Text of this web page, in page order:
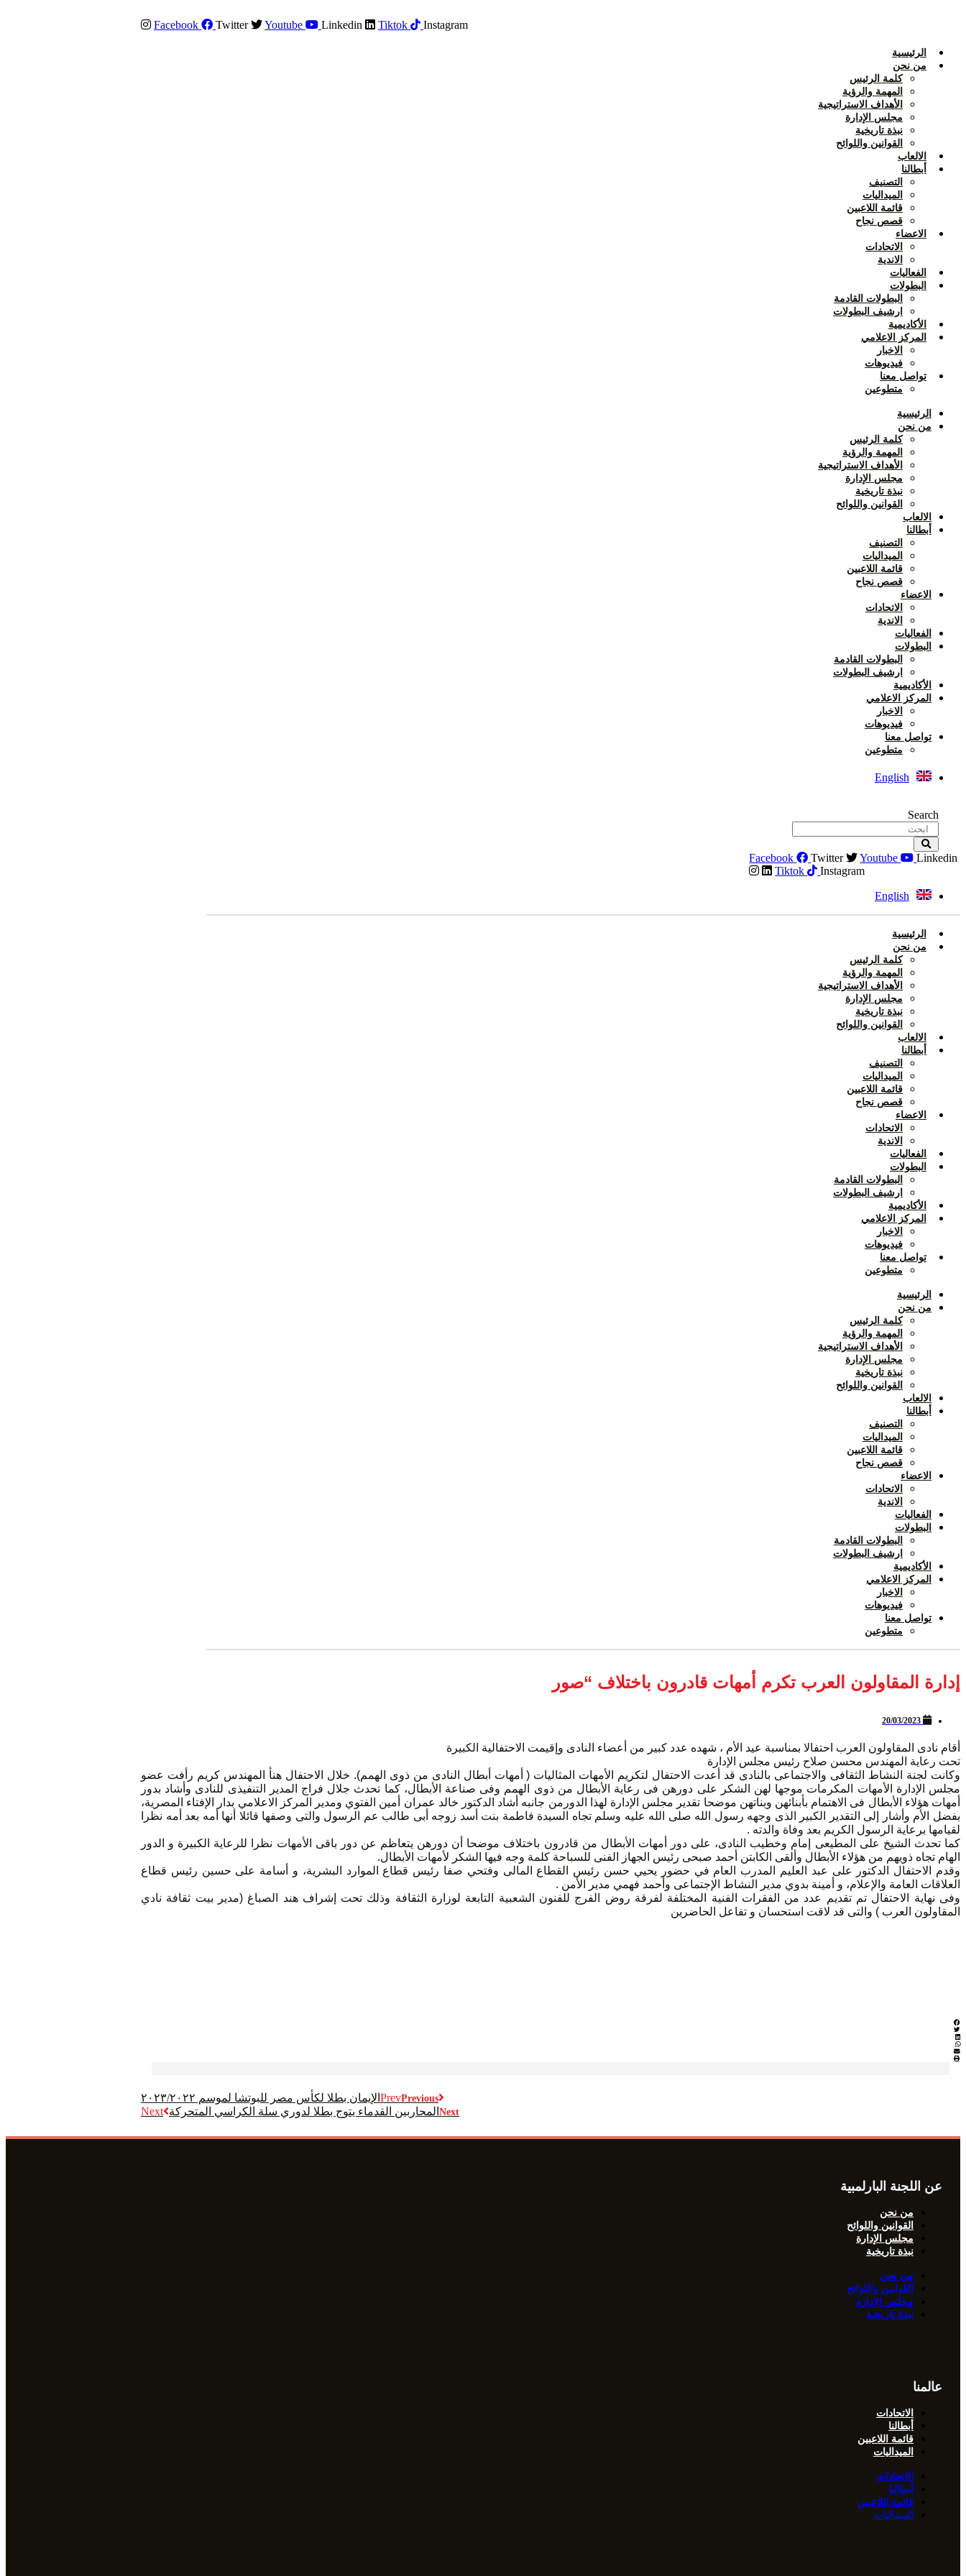
Facebook Twitter Youtube Linkedin Tiktok Instagram
الرئيسية
من نحن
كلمة الرئيس
المهمة والرؤية
الأهداف الاستراتيجية
مجلس الإدارة
نبذة تاريخية
القوانين واللوائح
الالعاب
أبطالنا
التصنيف
الميداليات
قائمة اللاعبين
قصص نجاح
الاعضاء
الاتحادات
الاندية
الفعاليات
البطولات
البطولات القادمة
ارشيف البطولات
الأكاديمية
المركز الاعلامي
الاخبار
فيديوهات
تواصل معنا
متطوعين
الرئيسية
من نحن
كلمة الرئيس
المهمة والرؤية
الأهداف الاستراتيجية
مجلس الإدارة
نبذة تاريخية
القوانين واللوائح
الالعاب
أبطالنا
التصنيف
الميداليات
قائمة اللاعبين
قصص نجاح
الاعضاء
الاتحادات
الاندية
الفعاليات
البطولات
البطولات القادمة
ارشيف البطولات
الأكاديمية
المركز الاعلامي
الاخبار
فيديوهات
تواصل معنا
متطوعين
English
Search
Facebook Twitter Youtube
Linkedin
Tiktok
Instagram
English
الرئيسية
من نحن
كلمة الرئيس
المهمة والرؤية
الأهداف الاستراتيجية
مجلس الإدارة
نبذة تاريخية
القوانين واللوائح
الالعاب
أبطالنا
التصنيف
الميداليات
قائمة اللاعبين
قصص نجاح
الاعضاء
الاتحادات
الاندية
الفعاليات
البطولات
البطولات القادمة
ارشيف البطولات
الأكاديمية
المركز الاعلامي
الاخبار
فيديوهات
تواصل معنا
متطوعين
الرئيسية
من نحن
كلمة الرئيس
المهمة والرؤية
الأهداف الاستراتيجية
مجلس الإدارة
نبذة تاريخية
القوانين واللوائح
الالعاب
أبطالنا
التصنيف
الميداليات
قائمة اللاعبين
قصص نجاح
الاعضاء
الاتحادات
الاندية
الفعاليات
البطولات
البطولات القادمة
ارشيف البطولات
الأكاديمية
المركز الاعلامي
الاخبار
فيديوهات
تواصل معنا
متطوعين
إدارة المقاولون العرب تكرم أمهات قادرون باختلاف “صور
20/03/2023
أقام نادى المقاولون العرب احتفالا بمناسبة عيد الأم ، شهده عدد كبير من أعضاء النادى وإقيمت الاحتفالية الكبيرة
تحت رعاية المهندس محسن صلاح رئيس مجلس الإدارة
وكانت لجنة النشاط الثقافى والاجتماعى بالنادى قد أعدت الاحتفال لتكريم الأمهات المثاليات ( أمهات أبطال النادى من ذوى الهمم). خلال الاحتفال هنأ المهندس كريم رأفت عضو
مجلس الإدارة الأمهات المكرمات موجها لهن الشكر على دورهن فى رعاية الأبطال من ذوى الهمم وفى صناعة الأبطال، كما تحدث جلال فراج المدير التنفيذى للنادى وأشاد بدور
أمهات هؤلاء الأبطال فى الاهتمام بأبنائهن وبناتهن موضحا تقدير مجلس الإدارة لهذا الدورمن جانبه أشاد الدكتور خالد عمران أمين الفتوي ومدير المركز الاعلامي بدار الإفتاء المصرية،
بفضل الأم وأشار إلى التقدير الكبير الذى وجهه رسول الله صلى الله عليه وسلم تجاه السيدة فاطمة بنت أسد زوجه أبى طالب عم الرسول والتى وصفها قائلا أنها أمه بعد أمه نظرا
لقيامها برعاية الرسول الكريم بعد وفاة والدته .
كما تحدث الشيخ على المطيعى إمام وخطيب النادى، على دور أمهات الأبطال من قادرون باختلاف موضحا أن دورهن يتعاظم عن دور باقى الأمهات نظرا للرعاية الكبيرة و الدور
الهام تجاه ذويهم من هؤلاء الأبطال وألقى الكابتن أحمد صبحى رئيس الجهاز الفنى للسباحة كلمة وجه فيها الشكر لأمهات الأبطال.
وقدم الاحتفال الدكتور على عبد العليم المدرب العام في حضور يحيي حسن رئيس القطاع المالى وفتحي صفا رئيس قطاع الموارد البشرية، و أسامة على حسين رئيس قطاع
العلاقات العامة والإعلام، و أمينة بدوي مدير النشاط الإجتماعى وأحمد فهمي مدير الأمن .
وفى نهاية الاحتفال تم تقديم عدد من الفقرات الفنية المختلفة لفرقة روض الفرج للفنون الشعبية التابعة لوزارة الثقافة وذلك تحت إشراف هند الصباغ (مدير بيت ثقافة نادي
المقاولون العرب ) والتى قد لاقت استحسان و تفاعل الحاضرين
PrevPrevious الإيمان بطلا لكأس مصر للبوتشا لموسم ٢٠٢٣/٢٠٢٢
Next المحاربين القدماء يتوج بطلا لدوري سلة الكراسي المتحركة Next
عن اللجنة البارلمبية
من نحن
القوانين واللوائح
مجلس الإدارة
نبذة تاريخية
من نحن
القوانين واللوائح
مجلس الإدارة
نبذة تاريخية
عالمنا
الاتحادات
أبطالنا
قائمة اللاعبين
الميداليات
الاتحادات
أبطالنا
قائمة اللاعبين
الميداليات